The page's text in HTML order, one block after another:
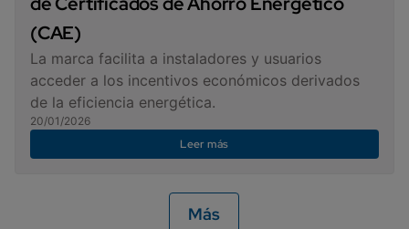
(CAE)
La marca facilita a instaladores y usuarios
acceder a los incentivos económicos derivados
de la eficiencia energética.
20/01/2026
Leer más
Más